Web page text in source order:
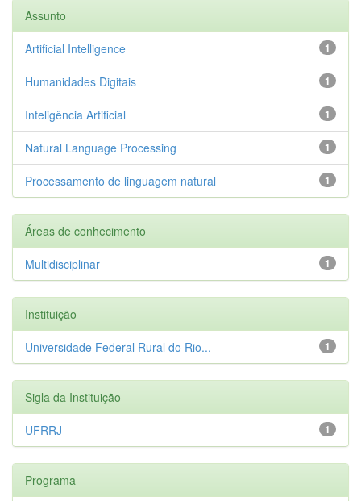
Assunto
1
Artificial Intelligence
1
Humanidades Digitais
1
Inteligência Artificial
1
Natural Language Processing
1
Processamento de linguagem natural
Áreas de conhecimento
1
Multidisciplinar
Instituição
1
Universidade Federal Rural do Rio...
Sigla da Instituição
1
UFRRJ
Programa